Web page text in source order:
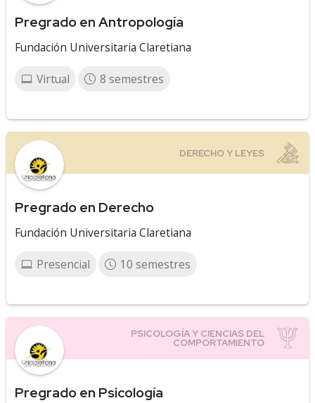
Pregrado en Antropología
Fundación Universitaria Claretiana
Virtual 8 semestres
Pregrado en Derecho
Fundación Universitaria Claretiana
Presencial 10 semestres
Pregrado en Psicología